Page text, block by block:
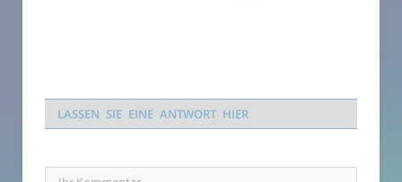
LASSEN SIE EINE ANTWORT HIER